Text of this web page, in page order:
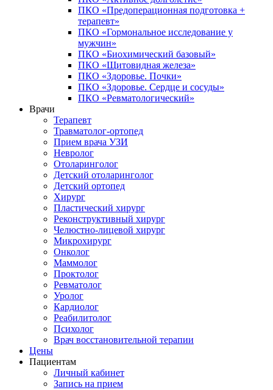
ПКО «Предоперационная подготовка +
терапевт»
ПКО «Гормональное исследование у
мужчин»
ПКО «Биохимический базовый»
ПКО «Щитовидная железа»
ПКО «Здоровье. Почки»
ПКО «Здоровье. Сердце и сосуды»
ПКО «Ревматологический»
Врачи
Терапевт
Травматолог-ортопед
Прием врача УЗИ
Невролог
Отоларинголог
Детский отоларинголог
Детский ортопед
Хирург
Пластический хирург
Реконструктивный хирург
Челюстно-лицевой хирург
Микрохирург
Онколог
Маммолог
Проктолог
Ревматолог
Уролог
Кардиолог
Реабилитолог
Психолог
Врач восстановительной терапии
Цены
Пациентам
Личный кабинет
Запись на прием